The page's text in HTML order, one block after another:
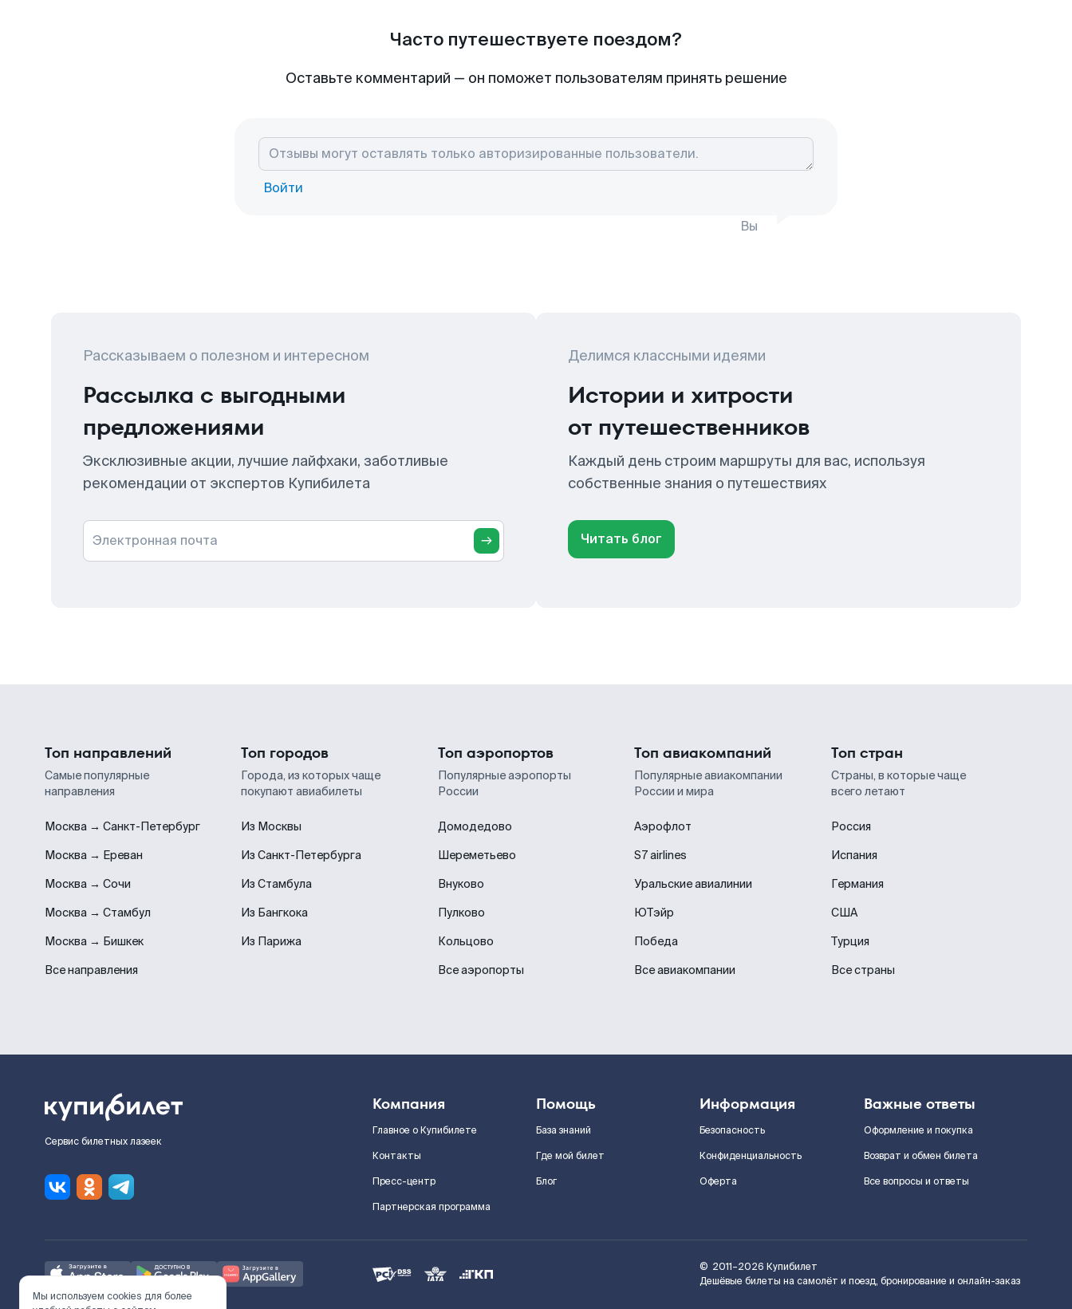
Часто путешествуете поездом?
Оставьте комментарий — он поможет пользователям принять решение
Войти
Вы
Рассказываем о полезном и интересном
Рассылка с выгодными
предложениями
Эксклюзивные акции, лучшие лайфхаки, заботливые
рекомендации от экспертов Купибилета
Электронная почта
Делимся классными идеями
Истории и хитрости
от путешественников
Каждый день строим маршруты для вас, используя
собственные знания о путешествиях
Читать блог
Топ направлений
Самые популярные
направления
Москва → Санкт-Петербург
Москва → Ереван
Москва → Сочи
Москва → Стамбул
Москва → Бишкек
Все направления
Топ городов
Города, из которых чаще
покупают авиабилеты
Из Москвы
Из Санкт-Петербурга
Из Стамбула
Из Бангкока
Из Парижа
Топ аэропортов
Популярные аэропорты
России
Домодедово
Шереметьево
Внуково
Пулково
Кольцово
Все аэропорты
Топ авиакомпаний
Популярные авиакомпании
России и мира
Аэрофлот
S7 airlines
Уральские авиалинии
ЮТэйр
Победа
Все авиакомпании
Топ стран
Страны, в которые чаще
всего летают
Россия
Испания
Германия
США
Турция
Все страны
Сервис билетных лазеек
Компания
Главное о Купибилете
Контакты
Пресс-центр
Партнерская программа
Помощь
База знаний
Где мой билет
Блог
Информация
Безопасность
Конфиденциальность
Оферта
Важные ответы
Оформление и покупка
Возврат и обмен билета
Все вопросы и ответы
© 2011–2026 Купибилет
Дешёвые билеты на самолёт и поезд, бронирование и онлайн-заказ
Мы используем cookies для более